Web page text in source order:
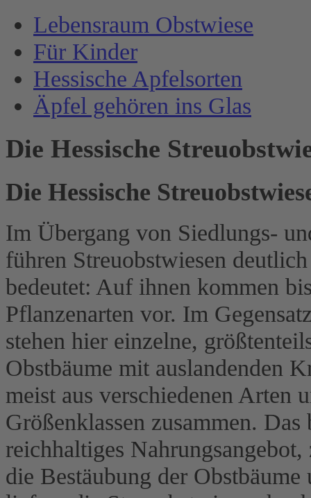
Lebensraum Obstwiese
Für Kinder
Hessische Apfelsorten
Äpfel gehören ins Glas
Die Hessische
Die Hessische
Im Übergang von Siedlungs-
führen Streuobstwiesen
bedeutet: Auf ihnen kommen
Pflanzenarten vor. Im
stehen hier einzelne,
Obstbäume mit auslandenden
meist aus verschiedenen Arten
Größenklassen zusammen.
reichhaltiges
die Bestäubung der